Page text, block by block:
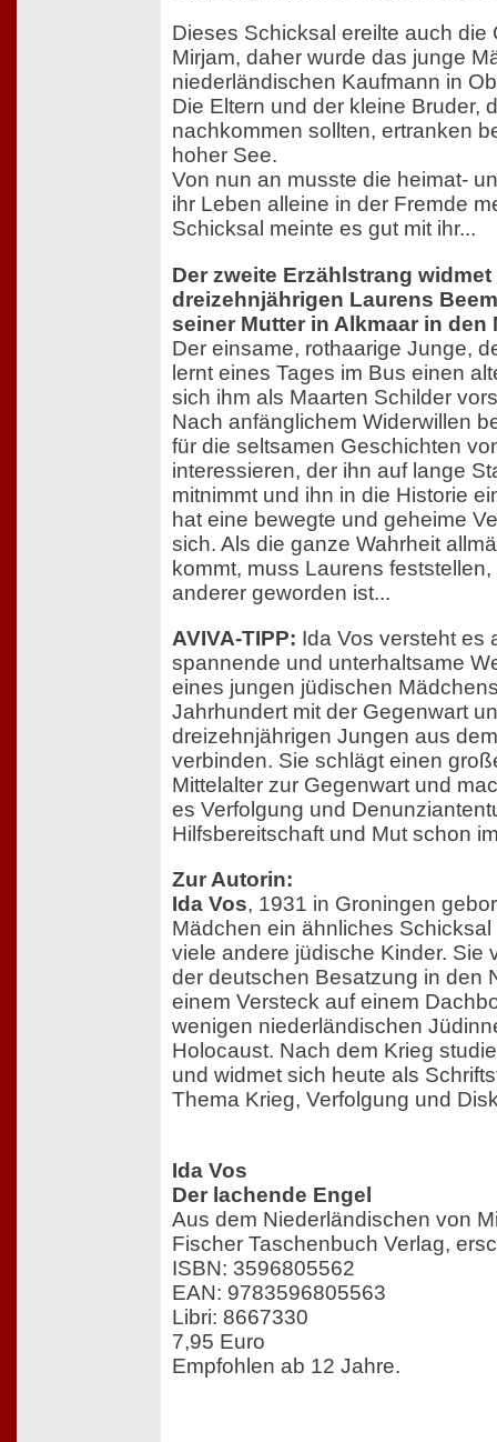
Dieses Schicksal ereilte auch die
Mirjam, daher wurde das junge
niederländischen Kaufmann in
Die Eltern und der kleine Bruder,
nachkommen sollten, ertranken
hoher See.
Von nun an musste die heimat-
ihr Leben alleine in der Fremde
Schicksal meinte es gut mit ihr...
Der zweite Erzählstrang
dreizehnjährigen Laurens
seiner Mutter in Alkmaar in den
Der einsame, rothaarige Junge,
lernt eines Tages im Bus einen
sich ihm als Maarten Schilder
Nach anfänglichem Widerwillen
für die seltsamen Geschichten
interessieren, der ihn auf lange
mitnimmt und ihn in die Historie
hat eine bewegte und geheime
sich. Als die ganze Wahrheit
kommt, muss Laurens
anderer geworden ist...
AVIVA-TIPP: Ida Vos versteht es
spannende und unterhaltsame
eines jungen jüdischen
Jahrhundert mit der Gegenwart
dreizehnjährigen Jungen aus
verbinden. Sie schlägt einen
Mittelalter zur Gegenwart und
es Verfolgung und
Hilfsbereitschaft und Mut schon
Zur Autorin:
Ida Vos, 1931 in Groningen
Mädchen ein ähnliches
viele andere jüdische Kinder. Sie
der deutschen Besatzung in den
einem Versteck auf einem
wenigen niederländischen
Holocaust. Nach dem Krieg
und widmet sich heute als
Thema Krieg, Verfolgung und
Ida Vos
Der lachende Engel
Aus dem Niederländischen von
Fischer Taschenbuch Verlag,
ISBN: 3596805562
EAN: 9783596805563
Libri: 8667330
7,95 Euro
Empfohlen ab 12 Jahre.